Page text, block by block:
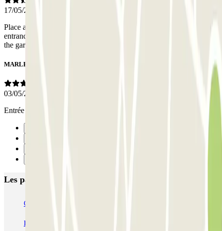
17/05/2026
Place and price all right. Car entrance easy to find. Pedestrian
entrance not easy to access. For exit, lack of telephone network in
the garage causes unability to open the door with the application.
MARLENE
03/05/2026
Entrée peu visible et étroite.
Les parkings les mieux notés à Lyon
Opéra Lyon INDIGO
ECTOR - Service Voiturier - Aéroport Lyon T1